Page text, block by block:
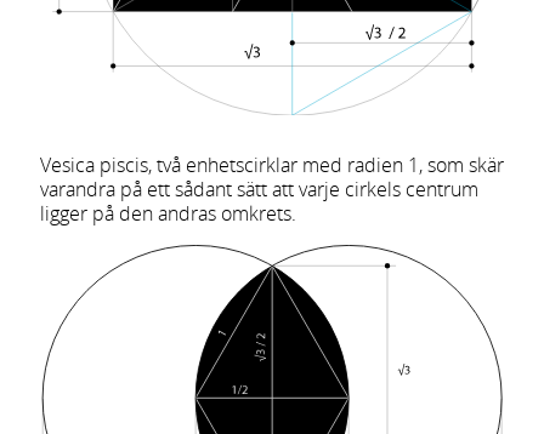
Vesica piscis, två enhetscirklar med radien 1, som skär
varandra på ett sådant sätt att varje cirkels centrum
ligger på den andras omkrets.